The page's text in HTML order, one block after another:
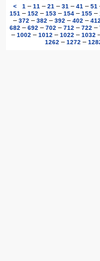
<
1 – 11 – 21 – 31 – 41 – 51
151 – 152 – 153 – 154 – 155 –
– 372 – 382 – 392 – 402 – 412
682 – 692 – 702 – 712 – 722 –
– 1002 – 1012 – 1022 – 1032
1262 – 1272 –